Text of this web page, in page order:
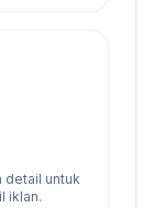
detail untuk
iklan.